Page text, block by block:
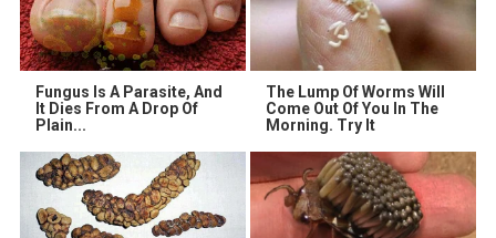
Fungus Is A Parasite, And
It Dies From A Drop Of
Plain...
The Lump Of Worms Will
Come Out Of You In The
Morning. Try It